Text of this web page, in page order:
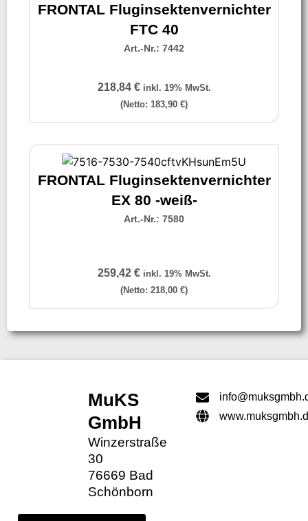
FRONTAL Fluginsektenvernichter
FTC 40
Art.-Nr.: 7442
218,84 € inkl. 19% MwSt.
(Netto: 183,90 €)
FRONTAL Fluginsektenvernichter
EX 80 -weiß-
Art.-Nr.: 7580
259,42 € inkl. 19% MwSt.
(Netto: 218,00 €)
MuKS
GmbH
Winzerstraße
30
76669 Bad
Schönborn